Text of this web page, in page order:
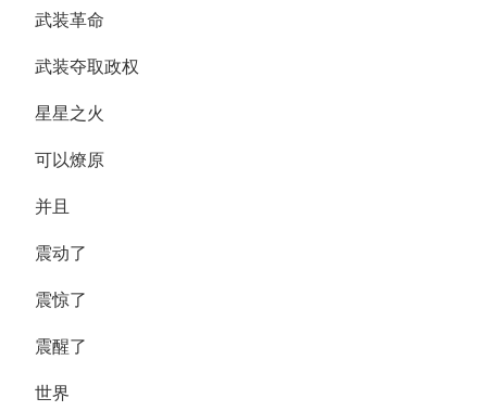
武装革命
武装夺取政权
星星之火
可以燎原
并且
震动了
震惊了
震醒了
世界